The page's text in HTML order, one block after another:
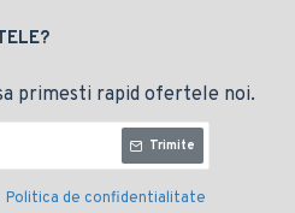
primesti rapid ofertele noi.
Trimite
Politica de confidentialitate